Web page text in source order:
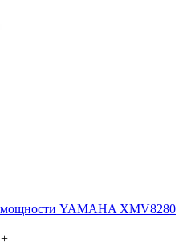
мощности YAMAHA XMV8280
+